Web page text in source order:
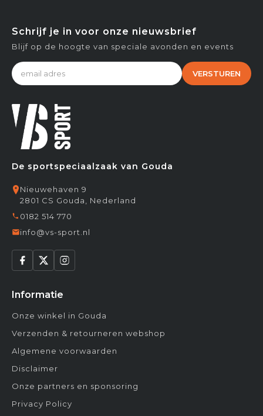
De sportspeciaalzaak van Gouda
Nieuwehaven 9
2801 CS Gouda, Nederland
0182 514 770
info@vs-sport.nl
Informatie
Onze winkel in Gouda
Verzenden & retourneren webshop
Algemene voorwaarden
Disclaimer
Onze partners en sponsoring
Privacy Policy
Schrijf je in voor onze nieuwsbrief
Blijf op de hoogte van speciale avonden en events
VERSTUREN